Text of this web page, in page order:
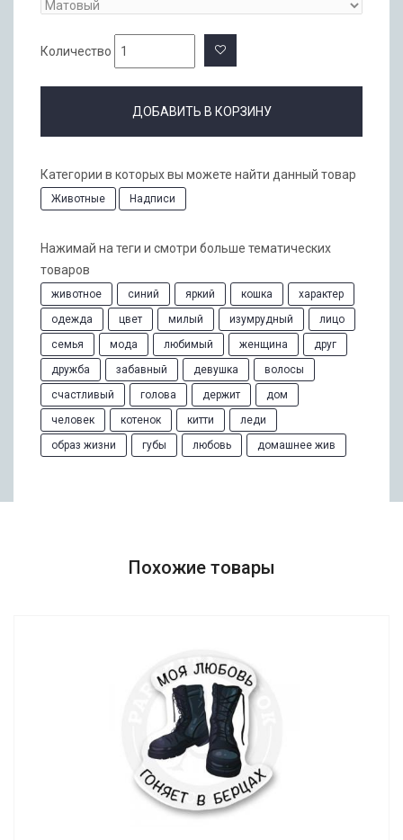
Количество
ДОБАВИТЬ В КОРЗИНУ
Категории в которых вы можете найти данный товар
Животные Надписи
Нажимай на теги и смотри больше тематических
товаров
животное синий яркий кошка
характер
одежда
цвет милый изумрудный
лицо
семья
мода любимый женщина
друг
дружба
забавный девушка
волосы
счастливый
голова держит
дом
человек
котенок китти
леди
образ жизни
губы любовь домашнее жив
Похожие товары